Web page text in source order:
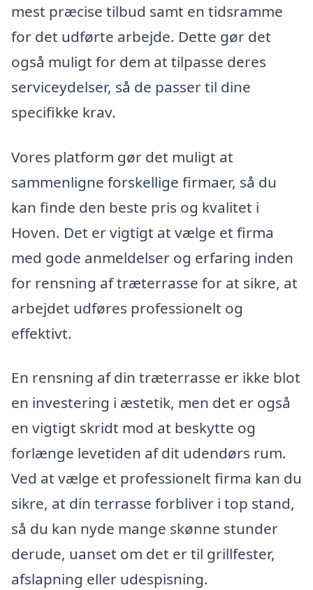
mest præcise tilbud samt en tidsramme
for det udførte arbejde. Dette gør det
også muligt for dem at tilpasse deres
serviceydelser, så de passer til dine
specifikke krav.
Vores platform gør det muligt at
sammenligne forskellige firmaer, så du
kan finde den beste pris og kvalitet i
Hoven. Det er vigtigt at vælge et firma
med gode anmeldelser og erfaring inden
for rensning af træterrasse for at sikre, at
arbejdet udføres professionelt og
effektivt.
En rensning af din træterrasse er ikke blot
en investering i æstetik, men det er også
en vigtigt skridt mod at beskytte og
forlænge levetiden af dit udendørs rum.
Ved at vælge et professionelt firma kan du
sikre, at din terrasse forbliver i top stand,
så du kan nyde mange skønne stunder
derude, uanset om det er til grillfester,
afslapning eller udespisning.